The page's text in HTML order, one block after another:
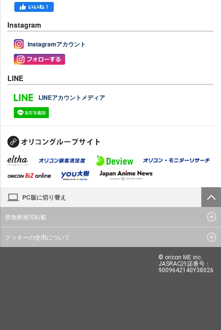
Instagram
Instagramアカウント
LINE
LINEアカウントメディア
PC版に切り替え
禁無断複写転載
クッキーの使用について
© oricon ME inc.
JASRAC許諾番号：
9009642140Y38026